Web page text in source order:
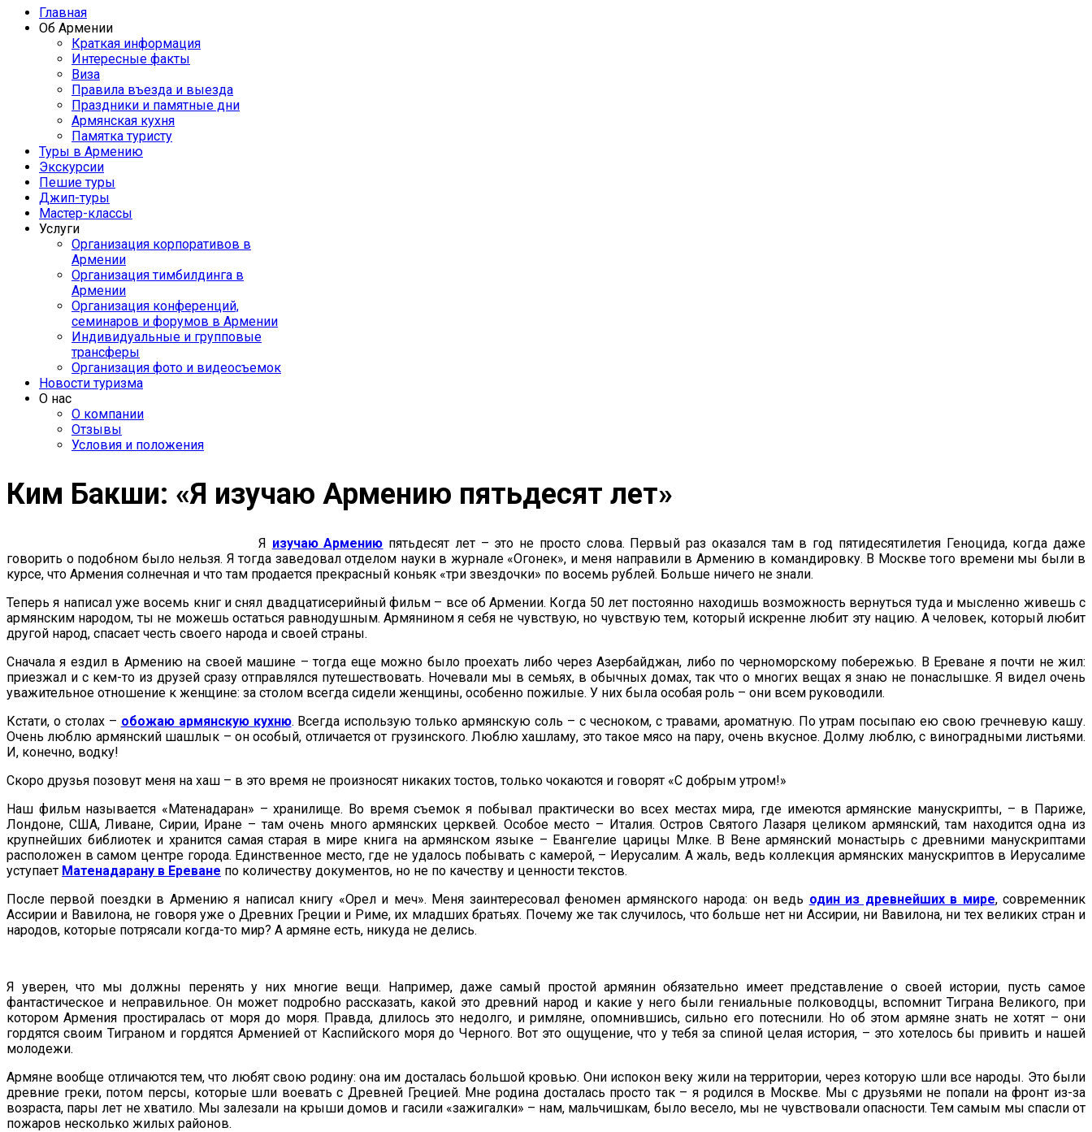
Главная
Об Армении
Краткая информация
Интересные факты
Виза
Правила въезда и выезда
Праздники и памятные дни
Армянская кухня
Памятка туристу
Туры в Армению
Экскурсии
Пешие туры
Джип-туры
Мастер-классы
Услуги
Организация корпоративов в
Армении
Организация тимбилдинга в
Армении
Организация конференций,
семинаров и форумов в Армении
Индивидуальные и групповые
трансферы
Организация фото и видеосъемок
Новости туризма
О нас
О компании
Отзывы
Условия и положения
Ким Бакши: «Я изучаю Армению пятьдесят лет»
Я изучаю Армению пятьдесят лет – это не просто слова. Первый раз оказался там в год пятидесятилетия Геноцида, когда даже
говорить о подобном было нельзя. Я тогда заведовал отделом науки в журнале «Огонек», и меня направили в Армению в командировку. В Москве того времени мы были в
курсе, что Армения солнечная и что там продается прекрасный коньяк «три звездочки» по восемь рублей. Больше ничего не знали.
Теперь я написал уже восемь книг и снял двадцатисерийный фильм – все об Армении. Когда 50 лет постоянно находишь возможность вернуться туда и мысленно живешь с
армянским народом, ты не можешь остаться равнодушным. Армянином я себя не чувствую, но чувствую тем, который искренне любит эту нацию. А человек, который любит
другой народ, спасает честь своего народа и своей страны.
Сначала я ездил в Армению на своей машине – тогда еще можно было проехать либо через Азербайджан, либо по черноморскому побережью. В Ереване я почти не жил:
приезжал и с кем-то из друзей сразу отправлялся путешествовать. Ночевали мы в семьях, в обычных домах, так что о многих вещах я знаю не понаслышке. Я видел очень
уважительное отношение к женщине: за столом всегда сидели женщины, особенно пожилые. У них была особая роль – они всем руководили.
Кстати, о столах – обожаю армянскую кухню. Всегда использую только армянскую соль – с чесноком, с травами, ароматную. По утрам посыпаю ею свою гречневую кашу.
Очень люблю армянский шашлык – он особый, отличается от грузинского. Люблю хашламу, это такое мясо на пару, очень вкусное. Долму люблю, с виноградными листьями.
И, конечно, водку!
Скоро друзья позовут меня на хаш – в это время не произносят никаких тостов, только чокаются и говорят «С добрым утром!»
Наш фильм называется «Матенадаран» – хранилище. Во время съемок я побывал практически во всех местах мира, где имеются армянские манускрипты, – в Париже,
Лондоне, США, Ливане, Сирии, Иране – там очень много армянских церквей. Особое место – Италия. Остров Святого Лазаря целиком армянский, там находится одна из
крупнейших библиотек и хранится самая старая в мире книга на армянском языке – Евангелие царицы Млке. В Вене армянский монастырь с древними манускриптами
расположен в самом центре города. Единственное место, где не удалось побывать с камерой, – Иерусалим. А жаль, ведь коллекция армянских манускриптов в Иерусалиме
уступает Матенадарану в Ереване по количеству документов, но не по качеству и ценности текстов.
После первой поездки в Армению я написал книгу «Орел и меч». Меня заинтересовал феномен армянского народа: он ведь один из древнейших в мире, современник
Ассирии и Вавилона, не говоря уже о Древних Греции и Риме, их младших братьях. Почему же так случилось, что больше нет ни Ассирии, ни Вавилона, ни тех великих стран и
народов, которые потрясали когда-то мир? А армяне есть, никуда не делись.
Я уверен, что мы должны перенять у них многие вещи. Например, даже самый простой армянин обязательно имеет представление о своей истории, пусть самое
фантастическое и неправильное. Он может подробно рассказать, какой это древний народ и какие у него были гениальные полководцы, вспомнит Тиграна Великого, при
котором Армения простиралась от моря до моря. Правда, длилось это недолго, и римляне, опомнившись, сильно его потеснили. Но об этом армяне знать не хотят – они
гордятся своим Тиграном и гордятся Арменией от Каспийского моря до Черного. Вот это ощущение, что у тебя за спиной целая история, – это хотелось бы привить и нашей
молодежи.
Армяне вообще отличаются тем, что любят свою родину: она им досталась большой кровью. Они испокон веку жили на территории, через которую шли все народы. Это были
древние греки, потом персы, которые шли воевать с Древней Грецией. Мне родина досталась просто так – я родился в Москве. Мы с друзьями не попали на фронт из-за
возраста, пары лет не хватило. Мы залезали на крыши домов и гасили «зажигалки» – нам, мальчишкам, было весело, мы не чувствовали опасности. Тем самым мы спасли от
пожаров несколько жилых районов.